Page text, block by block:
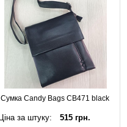
Сумка Candy Bags CB471 black
Ціна за штуку: 515 грн.